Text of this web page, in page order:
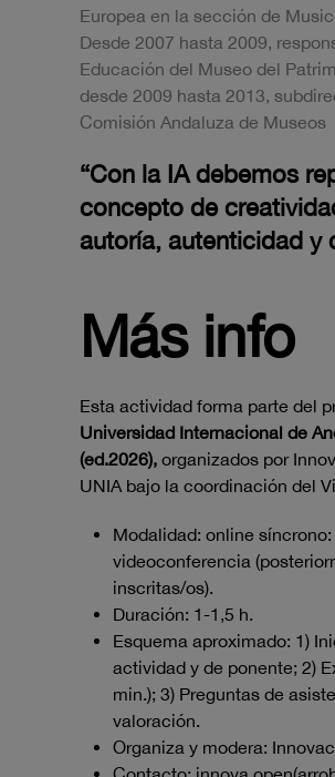
Europea en la sección de
Desde 2007 hasta 2009,
Educación del Museo del
desde 2009 hasta 2013,
Comisión Andaluza de Museos
“Con la IA debemos
concepto de
autoría, autenticidad y
Más info
Esta actividad forma parte del
Universidad Internacional de
(ed.2026), organizados por
UNIA bajo la coordinación del
Modalidad: online
videoconferencia
inscritas/os).
Duración: 1-1,5 h.
Esquema aproximado: 1)
actividad y de ponente; 2)
min.); 3) Preguntas de
valoración.
Organiza y modera: